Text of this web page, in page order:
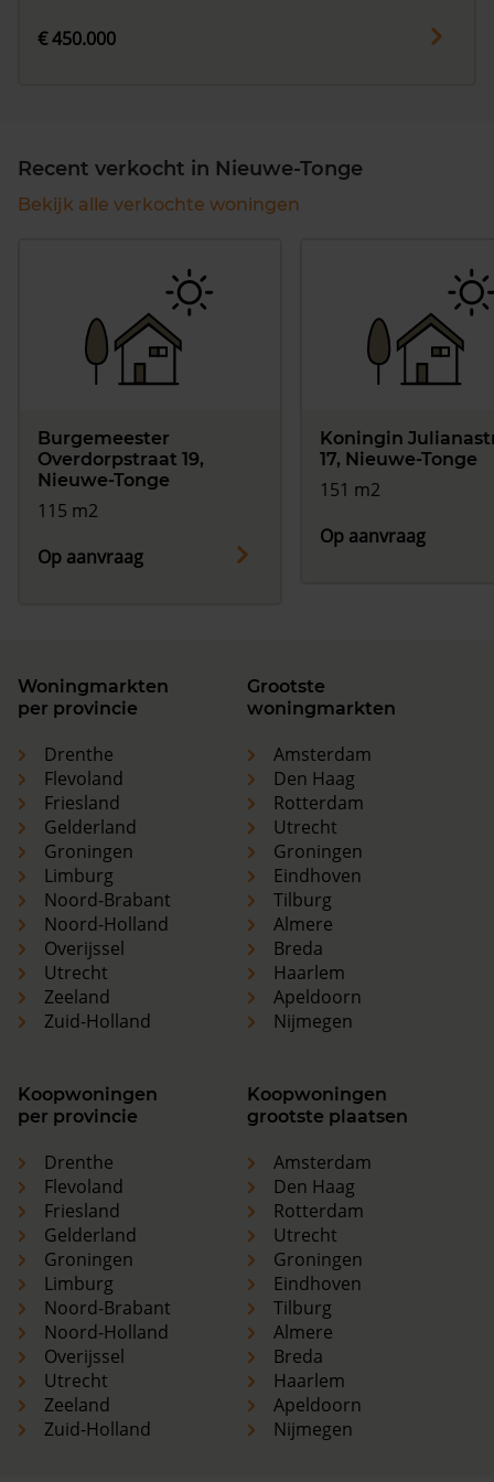
€ 450.000
Recent verkocht in Nieuwe-Tonge
Bekijk alle verkochte woningen
Burgemeester
Overdorpstraat 19,
Nieuwe-Tonge
115 m2
Op aanvraag
Koningin
17, Nieuwe-Tonge
151 m2
Op aanvraag
Woningmarkten
per provincie
Drenthe
Flevoland
Friesland
Gelderland
Groningen
Limburg
Noord-Brabant
Noord-Holland
Overijssel
Utrecht
Zeeland
Zuid-Holland
Grootste
woningmarkten
Amsterdam
Den Haag
Rotterdam
Utrecht
Groningen
Eindhoven
Tilburg
Almere
Breda
Haarlem
Apeldoorn
Nijmegen
Koopwoningen
per provincie
Drenthe
Flevoland
Friesland
Gelderland
Groningen
Limburg
Noord-Brabant
Noord-Holland
Overijssel
Utrecht
Zeeland
Zuid-Holland
Koopwoningen
grootste plaatsen
Amsterdam
Den Haag
Rotterdam
Utrecht
Groningen
Eindhoven
Tilburg
Almere
Breda
Haarlem
Apeldoorn
Nijmegen